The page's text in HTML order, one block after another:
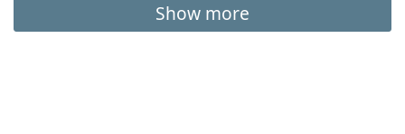
Show more